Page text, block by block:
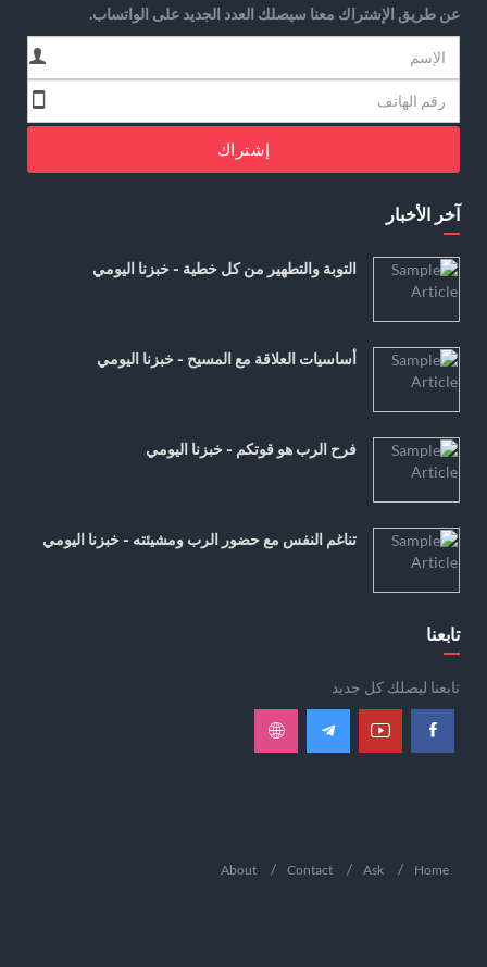
عن طريق الإشتراك معنا سيصلك العدد الجديد على الواتساب.
إشتراك
آخر الأخبار
التوبة والتطهير من كل خطية - خبزنا اليومي
أساسيات العلاقة مع المسيح - خبزنا اليومي
فرح الرب هو قوتكم - خبزنا اليومي
تناغم النفس مع حضور الرب ومشيئته - خبزنا اليومي
تابعنا
تابعنا ليصلك كل جديد
Home
Ask
Contact
About